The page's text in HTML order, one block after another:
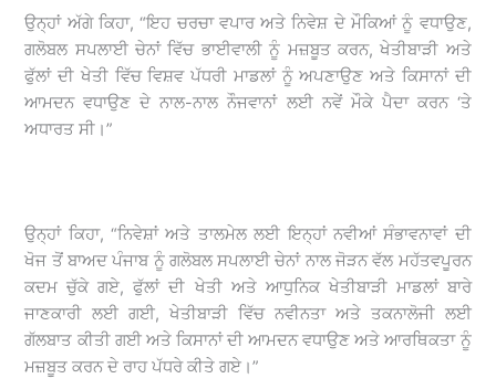
ਉਨ੍ਹਾਂ ਅੱਗੇ ਕਿਹਾ, “ਇਹ ਚਰਚਾ ਵਪਾਰ ਅਤੇ ਨਿਵੇਸ਼ ਦੇ ਮੌਕਿਆਂ ਨੂੰ ਵਧਾਉਣ,
ਗਲੋਬਲ ਸਪਲਾਈ ਚੇਨਾਂ ਵਿੱਚ ਭਾਈਵਾਲੀ ਨੂੰ ਮਜ਼ਬੂਤ ਕਰਨ, ਖੇਤੀਬਾੜੀ ਅਤੇ
ਫੁੱਲਾਂ ਦੀ ਖੇਤੀ ਵਿੱਚ ਵਿਸ਼ਵ ਪੱਧਰੀ ਮਾਡਲਾਂ ਨੂੰ ਅਪਣਾਉਣ ਅਤੇ ਕਿਸਾਨਾਂ ਦੀ
ਆਮਦਨ ਵਧਾਉਣ ਦੇ ਨਾਲ-ਨਾਲ ਨੌਜਵਾਨਾਂ ਲਈ ਨਵੇਂ ਮੌਕੇ ਪੈਦਾ ਕਰਨ ‘ਤੇ
ਅਧਾਰਤ ਸੀ।”
ਉਨ੍ਹਾਂ ਕਿਹਾ, “ਨਿਵੇਸ਼ਾਂ ਅਤੇ ਤਾਲਮੇਲ ਲਈ ਇਨ੍ਹਾਂ ਨਵੀਆਂ ਸੰਭਾਵਨਾਵਾਂ ਦੀ
ਖੋਜ ਤੋਂ ਬਾਅਦ ਪੰਜਾਬ ਨੂੰ ਗਲੋਬਲ ਸਪਲਾਈ ਚੇਨਾਂ ਨਾਲ ਜੋੜਨ ਵੱਲ ਮਹੱਤਵਪੂਰਨ
ਕਦਮ ਚੁੱਕੇ ਗਏ, ਫੁੱਲਾਂ ਦੀ ਖੇਤੀ ਅਤੇ ਆਧੁਨਿਕ ਖੇਤੀਬਾੜੀ ਮਾਡਲਾਂ ਬਾਰੇ
ਜਾਣਕਾਰੀ ਲਈ ਗਈ, ਖੇਤੀਬਾੜੀ ਵਿੱਚ ਨਵੀਨਤਾ ਅਤੇ ਤਕਨਾਲੋਜੀ ਲਈ
ਗੱਲਬਾਤ ਕੀਤੀ ਗਈ ਅਤੇ ਕਿਸਾਨਾਂ ਦੀ ਆਮਦਨ ਵਧਾਉਣ ਅਤੇ ਆਰਥਿਕਤਾ ਨੂੰ
ਮਜ਼ਬੂਤ ਕਰਨ ਦੇ ਰਾਹ ਪੱਧਰੇ ਕੀਤੇ ਗਏ।”